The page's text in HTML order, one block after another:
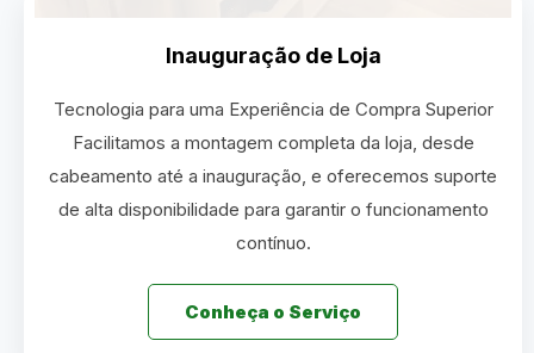
Inauguração de Loja
Tecnologia para uma Experiência de Compra Superior
Facilitamos a montagem completa da loja, desde
cabeamento até a inauguração, e oferecemos suporte
de alta disponibilidade para garantir o funcionamento
contínuo.
Conheça o Serviço